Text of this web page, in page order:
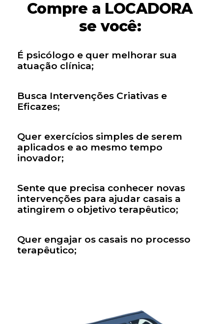
Compre a LOCADORA
se você:
É psicólogo e quer melhorar sua
atuação clínica;
Busca Intervenções Criativas e
Eficazes;
Quer exercícios simples de serem
aplicados e ao mesmo tempo
inovador;
Sente que precisa conhecer novas
intervenções para ajudar casais a
atingirem o objetivo terapêutico;
Quer engajar os casais no processo
terapêutico;